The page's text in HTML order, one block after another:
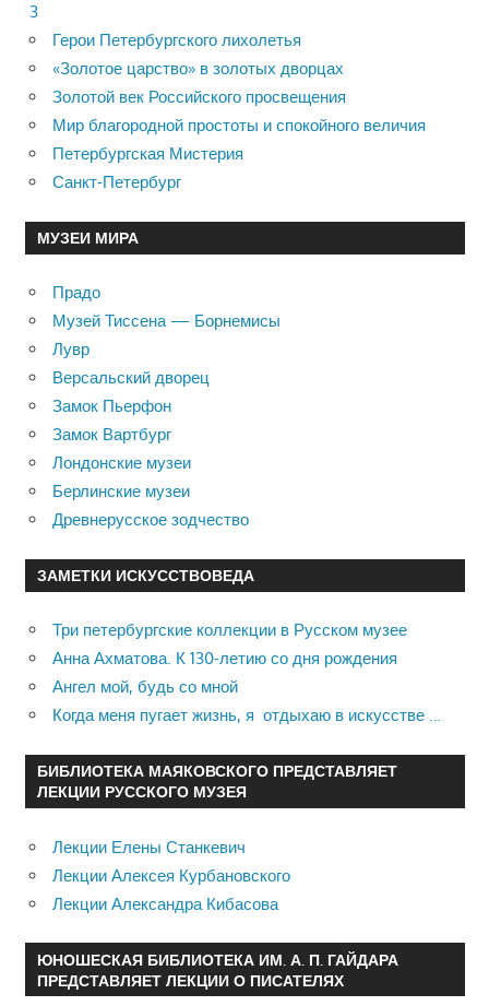
3
Герои Петербургского лихолетья
«Золотое царство» в золотых дворцах
Золотой век Российского просвещения
Мир благородной простоты и спокойного величия
Петербургская Мистерия
Санкт-Петербург
МУЗЕИ МИРА
Прадо
Музей Тиссена — Борнемисы
Лувр
Версальский дворец
Замок Пьерфон
Замок Вартбург
Лондонские музеи
Берлинские музеи
Древнерусское зодчество
ЗАМЕТКИ ИСКУССТВОВЕДА
Три петербургские коллекции в Русском музее
Анна Ахматова. К 130-летию со дня рождения
Ангел мой, будь со мной
Когда меня пугает жизнь, я отдыхаю в искусстве …
БИБЛИОТЕКА МАЯКОВСКОГО ПРЕДСТАВЛЯЕТ
ЛЕКЦИИ РУССКОГО МУЗЕЯ
Лекции Елены Станкевич
Лекции Алексея Курбановского
Лекции Александра Кибасова
ЮНОШЕСКАЯ БИБЛИОТЕКА ИМ. А. П. ГАЙДАРА
ПРЕДСТАВЛЯЕТ ЛЕКЦИИ О ПИСАТЕЛЯХ